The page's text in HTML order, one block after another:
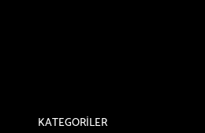
KATEGORİLER